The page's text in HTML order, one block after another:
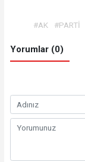
#AK #PARTİ
Yorumlar (0)